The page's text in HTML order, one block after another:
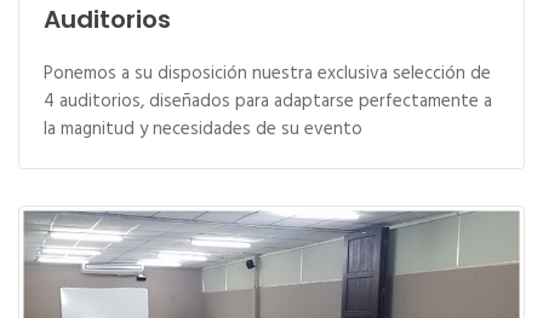
Auditorios
Ponemos a su disposición nuestra exclusiva selección de
4 auditorios, diseñados para adaptarse perfectamente a
la magnitud y necesidades de su evento